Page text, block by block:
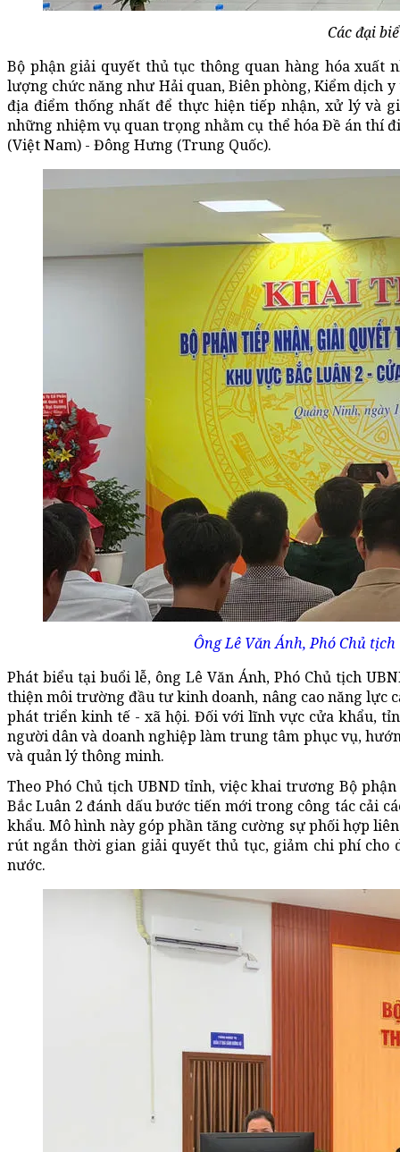
Các đại
Bộ phận giải quyết thủ tục thông quan hàng hóa xuất
lượng chức năng như Hải quan, Biên phòng, Kiểm dịch
địa điểm thống nhất để thực hiện tiếp nhận, xử lý và
những nhiệm vụ quan trọng nhằm cụ thể hóa Đề án thí
(Việt Nam) - Đông Hưng (Trung Quốc).
Ông Lê Văn Ánh, Phó Chủ
Phát biểu tại buổi lễ, ông Lê Văn Ánh, Phó Chủ tịch
thiện môi trường đầu tư kinh doanh, nâng cao năng lực
phát triển kinh tế - xã hội. Đối với lĩnh vực cửa khẩu,
người dân và doanh nghiệp làm trung tâm phục vụ,
và quản lý thông minh.
Theo Phó Chủ tịch UBND tỉnh, việc khai trương Bộ
Bắc Luân 2 đánh dấu bước tiến mới trong công tác cải
khẩu. Mô hình này góp phần tăng cường sự phối hợp
rút ngắn thời gian giải quyết thủ tục, giảm chi phí cho
nước.